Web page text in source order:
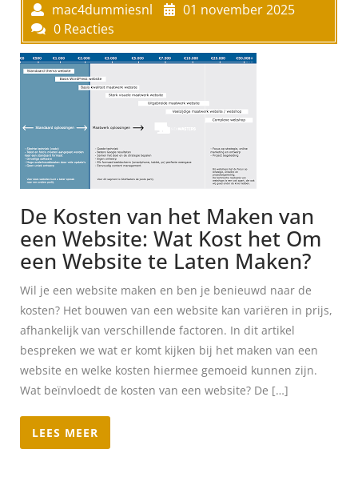
mac4dummiesnl
01 november 2025
0 Reacties
De Kosten van het Maken van
een Website: Wat Kost het Om
een Website te Laten Maken?
Wil je een website maken en ben je benieuwd naar de
kosten? Het bouwen van een website kan variëren in prijs,
afhankelijk van verschillende factoren. In dit artikel
bespreken we wat er komt kijken bij het maken van een
website en welke kosten hiermee gemoeid kunnen zijn.
Wat beïnvloedt de kosten van een website? De […]
LEES MEER